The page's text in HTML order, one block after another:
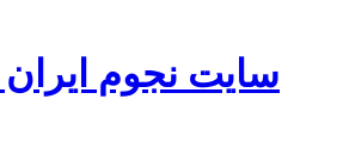
سایت نجوم